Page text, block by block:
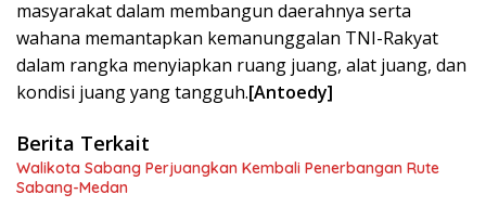
masyarakat dalam membangun daerahnya serta
wahana memantapkan kemanunggalan TNI-Rakyat
dalam rangka menyiapkan ruang juang, alat juang, dan
kondisi juang yang tangguh.[Antoedy]
Berita Terkait
Walikota Sabang Perjuangkan Kembali Penerbangan Rute
Sabang-Medan